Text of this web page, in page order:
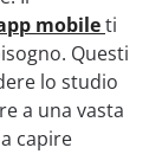
mobileti
Questi
lo studio
a una vasta
capire